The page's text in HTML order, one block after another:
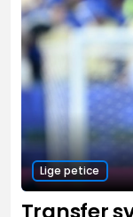
Lige petice